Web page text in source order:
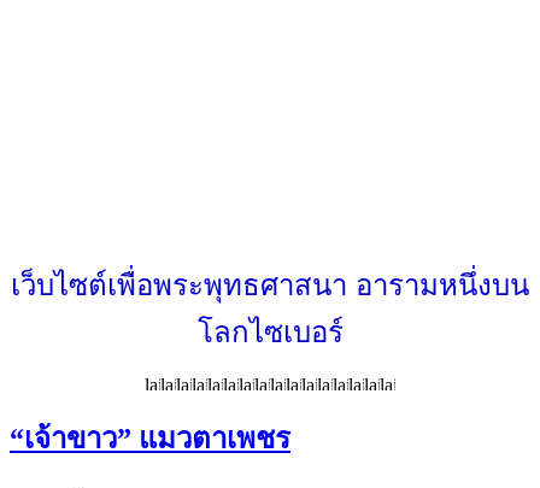
เว็บไซต์เพื่อพระพุทธศาสนา อารามหนึ่งบน
โลกไซเบอร์
“เจ้าขาว” แมวตาเพชร